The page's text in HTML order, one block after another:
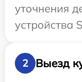
уточнения
устройства
2
Выезд